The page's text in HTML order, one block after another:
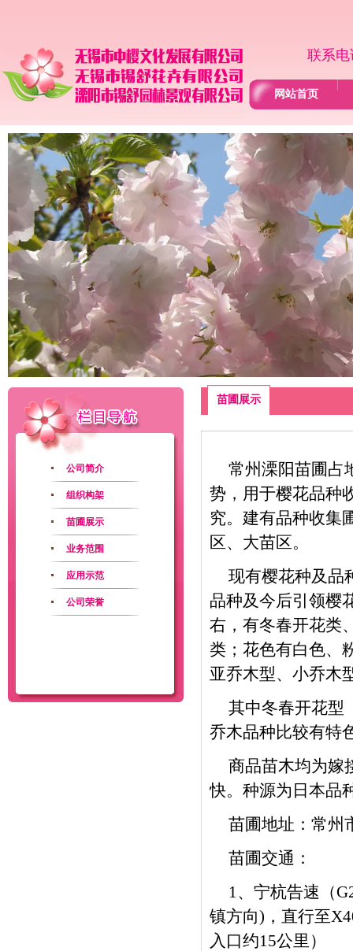
联系电
网站首页
公司简介
组织构架
苗圃展示
业务范围
应用示范
公司荣誉
苗圃展示
常州溧阳苗圃占
势，用于樱花品种
究。建有品种收集
区、大苗区。
现有樱花种及品
品种及今后引领樱
右，有冬春开花类
类；花色有白色、
亚乔木型、小乔木
其中冬春开花型
乔木品种比较有特
商品苗木均为嫁
快。种源为日本品
苗圃地址：常州
苗圃交通：
1、宁杭告速（
镇方向)，直行至
入口约15公里）